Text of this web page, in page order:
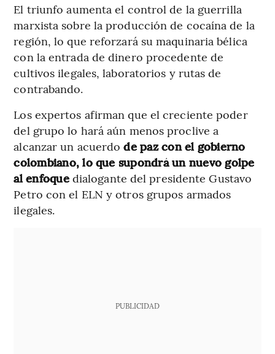
El triunfo aumenta el control de la guerrilla
marxista sobre la producción de cocaína de la
región, lo que reforzará su maquinaria bélica
con la entrada de dinero procedente de
cultivos ilegales, laboratorios y rutas de
contrabando.
Los expertos afirman que el creciente poder
del grupo lo hará aún menos proclive a
alcanzar un acuerdode paz con el gobierno
colombiano, lo que supondrá un nuevo golpe
al enfoquedialogante del presidente Gustavo
Petro con el ELN y otros grupos armados
ilegales.
PUBLICIDAD